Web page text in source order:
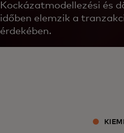
Kockázatmodellezési és
időben elemzik a
érdekében.